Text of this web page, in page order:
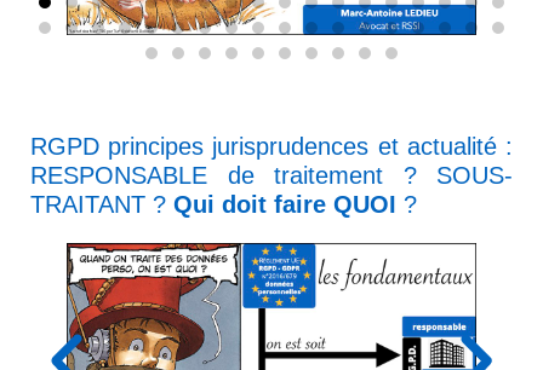
RGPD principes jurisprudences et actualité :
RESPONSABLE de traitement ? SOUS-
TRAITANT ? Qui doit faire QUOI ?